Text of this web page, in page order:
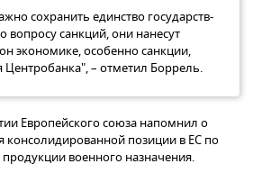
сохранить единство государств-
вопросу санкций, они нанесут
экономике, особенно санкции,
Центробанка", – отметил Боррель.
Европейского союза напомнил о
консолидированной позиции в ЕС по
продукции военного назначения.